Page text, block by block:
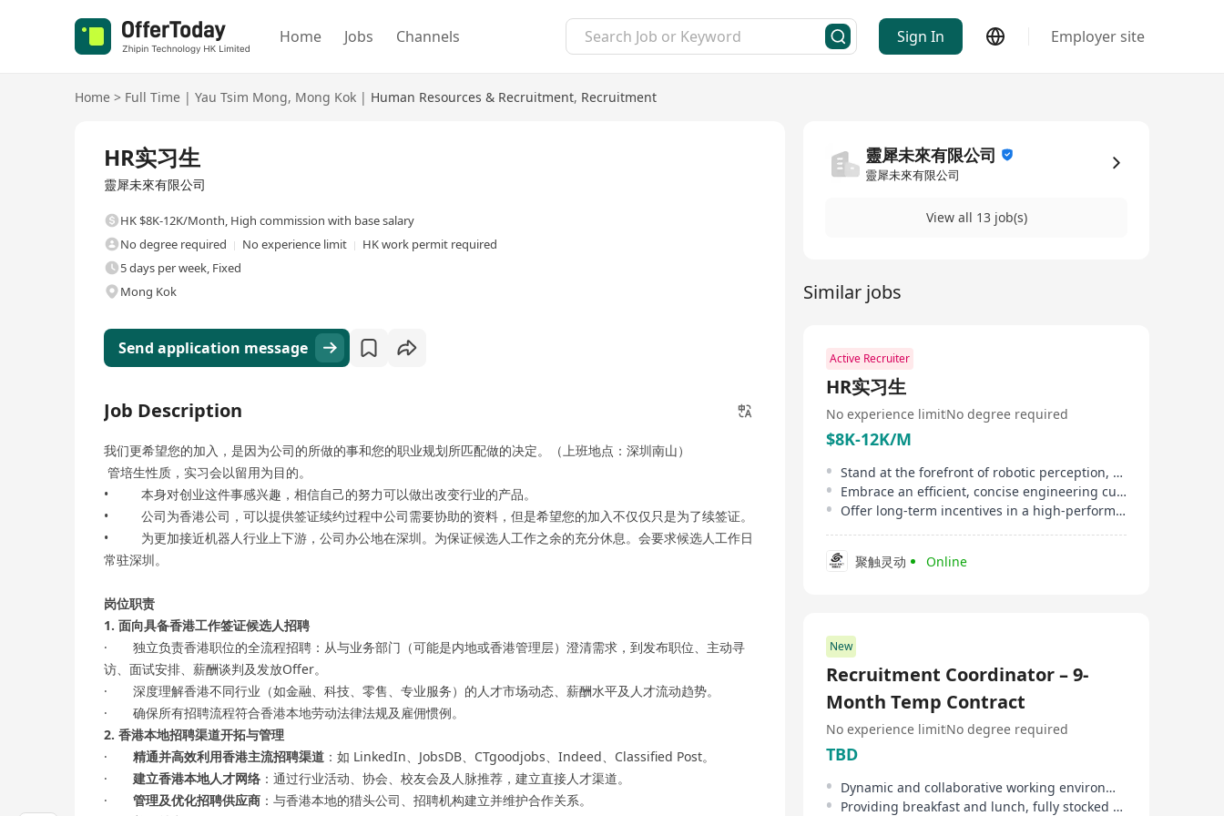
Home Jobs Channels Sign In Employer site
Home > Full Time | Yau Tsim Mong, Mong Kok | Human Resources & Recruitment, Recruitment
HR实习生
靈犀未來有限公司
HK $8K-12K/Month, High commission with base salary
No degree required
No experience limit
HK work permit required
5 days per week, Fixed
Mong Kok
Send application message
Job Description
我们更希望您的加入，是因为公司的所做的事和您的职业规划所匹配做的决定。（上班地点：深圳南山）
管培生性质，实习会以留用为目的。
• 本身对创业这件事感兴趣，相信自己的努力可以做出改变行业的产品。
• 公司为香港公司，可以提供签证续约过程中公司需要协助的资料，但是希望您的加入不仅仅只是为了续签证。
• 为更加接近机器人行业上下游，公司办公地在深圳。为保证候选人工作之余的充分休息。会要求候选人工作日
常驻深圳。
岗位职责
1. 面向具备香港工作签证候选人招聘
· 独立负责香港职位的全流程招聘：从与业务部门（可能是内地或香港管理层）澄清需求，到发布职位、主动寻
访、面试安排、薪酬谈判及发放Offer。
· 深度理解香港不同行业（如金融、科技、零售、专业服务）的人才市场动态、薪酬水平及人才流动趋势。
· 确保所有招聘流程符合香港本地劳动法律法规及雇佣惯例。
2. 香港本地招聘渠道开拓与管理
· 精通并高效利用香港主流招聘渠道 ：如 LinkedIn、JobsDB、CTgoodjobs、Indeed、Classified Post。
· 建立香港本地人才网络 ：通过行业活动、协会、校友会及人脉推荐，建立直接人才渠道。
· 管理及优化招聘供应商 ：与香港本地的猎头公司、招聘机构建立并维护合作关系。
靈犀未來有限公司
靈犀未來有限公司
View all 13 job(s)
Similar jobs
Active Recruiter
HR实习生
No experience limitNo degree required
$8K-12K/M
Stand at the forefront of robotic perception, achieving rapid personal growth and rewards
Embrace an efficient, concise engineering culture with respect for professional judgment
Offer long-term incentives in a high-performing work environment
聚触灵动 Online
New
Recruitment Coordinator – 9-
Month Temp Contract
No experience limitNo degree required
TBD
Dynamic and collaborative working environment, flat management values everyone's opinion
Providing breakfast and lunch, fully stocked kitchen facilities